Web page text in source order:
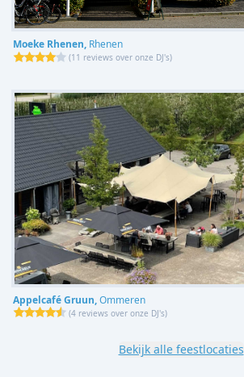
Moeke Rhenen, Rhenen
(11 reviews over onze DJ's)
Appelcafé Gruun,Ommeren
(4 reviews over onze DJ's)
Bekijk alle feestlocaties